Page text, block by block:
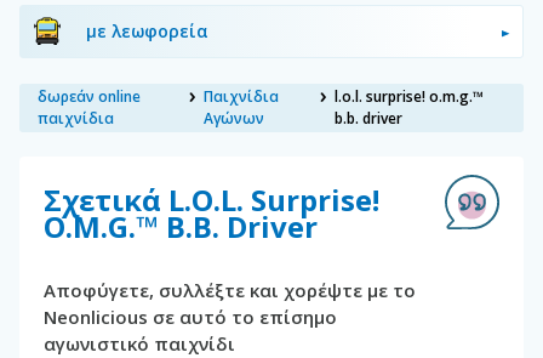
με λεωφορεία
δωρεάν online
παιχνίδια
Παιχνίδια
Αγώνων
l.o.l. surprise! o.m.g.™
b.b. driver
Σχετικά L.O.L. Surprise!
O.M.G.™ B.B. Driver
Αποφύγετε, συλλέξτε και χορέψτε με το
Neonlicious σε αυτό το επίσημο
αγωνιστικό παιχνίδι